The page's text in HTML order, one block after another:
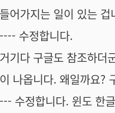
들어가지는 일이 있는 겁
---- 수정합니다.
거기다 구글도 참조하
이 나옵니다. 왜일까요?
--- 수정합니다. 윈도 한